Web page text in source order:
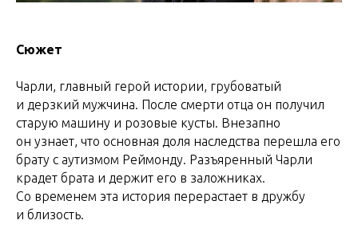
Сюжет
Чарли, главный герой истории, грубоватый
и дерзкий мужчина. После смерти отца он получил
старую машину и розовые кусты. Внезапно
он узнает, что основная доля наследства перешла его
брату с аутизмом Реймонду. Разъяренный Чарли
крадет брата и держит его в заложниках.
Со временем эта история перерастает в дружбу
и близость.